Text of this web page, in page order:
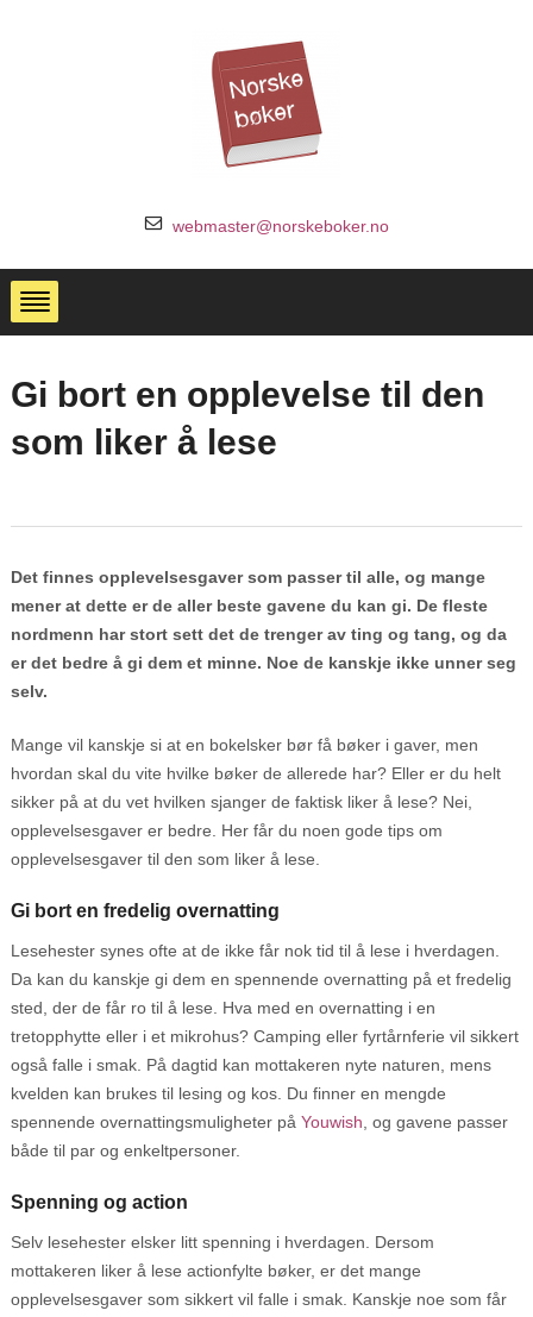
webmaster@norskeboker.no
Gi bort en opplevelse til den
som liker å lese
Det finnes opplevelsesgaver som passer til alle, og mange
mener at dette er de aller beste gavene du kan gi. De fleste
nordmenn har stort sett det de trenger av ting og tang, og da
er det bedre å gi dem et minne. Noe de kanskje ikke unner seg
selv.
Mange vil kanskje si at en bokelsker bør få bøker i gaver, men
hvordan skal du vite hvilke bøker de allerede har? Eller er du helt
sikker på at du vet hvilken sjanger de faktisk liker å lese? Nei,
opplevelsesgaver er bedre. Her får du noen gode tips om
opplevelsesgaver til den som liker å lese.
Gi bort en fredelig overnatting
Lesehester synes ofte at de ikke får nok tid til å lese i hverdagen.
Da kan du kanskje gi dem en spennende overnatting på et fredelig
sted, der de får ro til å lese. Hva med en overnatting i en
tretopphytte eller i et mikrohus? Camping eller fyrtårnferie vil sikkert
også falle i smak. På dagtid kan mottakeren nyte naturen, mens
kvelden kan brukes til lesing og kos. Du finner en mengde
spennende overnattingsmuligheter på Youwish, og gavene passer
både til par og enkeltpersoner.
Spenning og action
Selv lesehester elsker litt spenning i hverdagen. Dersom
mottakeren liker å lese actionfylte bøker, er det mange
opplevelsesgaver som sikkert vil falle i smak. Kanskje noe som får